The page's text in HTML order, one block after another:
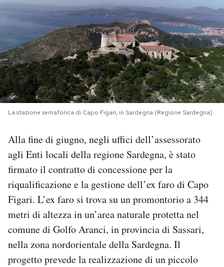
PODCAST
NEWSLETTER
I MIEI PREFERITI
SHOP
CALENDARIO
AREA PERSONALE
Area Personale
Newsletter
Notifiche mobile
Regala il Post
Hai bisogno di aiuto?
Esci
La stazione semaforica di Capo Figari, in Sardegna (Regione Sardegna)
Alla fine di giugno, negli uffici dell’assessorato
agli Enti locali della regione Sardegna, è stato
firmato il contratto di concessione per la
riqualificazione e la gestione dell’ex faro di Capo
Figari. L’ex faro si trova su un promontorio a 344
metri di altezza in un’area naturale protetta nel
comune di Golfo Aranci, in provincia di Sassari,
nella zona nordorientale della Sardegna. Il
progetto prevede la realizzazione di un piccolo